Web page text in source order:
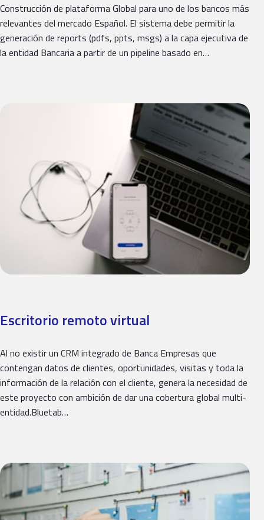
Construcción de plataforma Global para uno de los bancos más
relevantes del mercado Español. El sistema debe permitir la
generación de reports (pdfs, ppts, msgs) a la capa ejecutiva de
la entidad Bancaria a partir de un pipeline basado en…
Escritorio remoto virtual
Al no existir un CRM integrado de Banca Empresas que
contengan datos de clientes, oportunidades, visitas y toda la
información de la relación con el cliente, genera la necesidad de
este proyecto con ambición de dar una cobertura global multi-
entidad.Bluetab…